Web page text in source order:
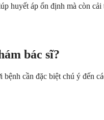
huyết áp ổn định mà còn
bác sĩ?
cần đặc biệt chú ý đến